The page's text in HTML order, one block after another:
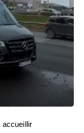
accueillir